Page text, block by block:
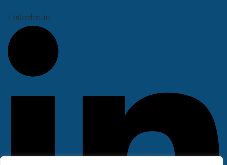
Linkedin-in